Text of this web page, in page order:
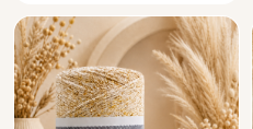
التفصيلية. متوفر من 3mm إلى
6mm.